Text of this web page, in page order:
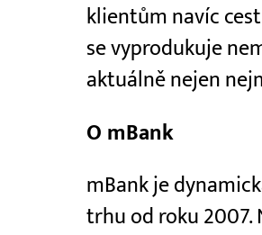
klientům navíc
se vyprodukuje
aktuálně nejen
O mBank
mBank je
trhu od roku 2007.